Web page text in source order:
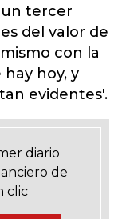
tercer
del valor de
con la
hoy, y
evidentes'.
diario
de
clic